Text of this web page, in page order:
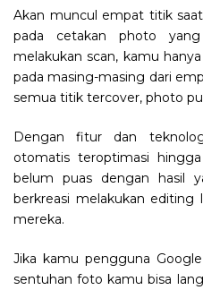
Akan muncul empat titik
pada cetakan photo
melakukan scan, kamu
pada masing-masing dari
semua titik tercover, photo
Dengan fitur dan
otomatis teroptimasi
belum puas dengan hasil
berkreasi melakukan editing
mereka.
Jika kamu pengguna
sentuhan foto kamu bisa